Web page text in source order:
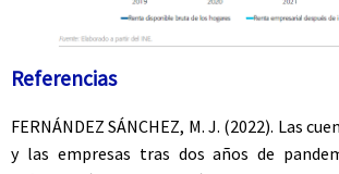
Referencias
FERNÁNDEZ SÁNCHEZ, M. J. (2022). Las
y las empresas tras dos años de